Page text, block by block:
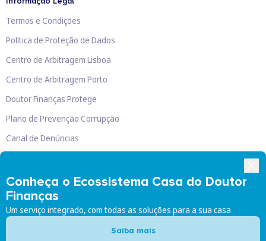
Conheça o Ecossistema Casa do Doutor
Finanças
Um serviço integrado, com todas as soluções para a sua casa
Saiba mais
Termos e Condições
Política de Proteção de Dados
Centro de Arbitragem Lisboa
Centro de Arbitragem Porto
Doutor Finanças Protege
Plano de Prevenção Corrupção
Canal de Denúncias
Doutor Finanças, Lda